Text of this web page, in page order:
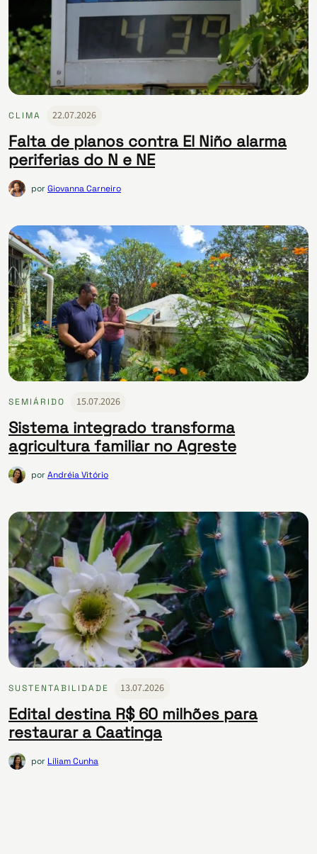
CLIMA 22.07.2026
Falta de planos contra El Niño alarma
periferias do N e NE
porGiovanna Carneiro
SEMIÁRIDO 15.07.2026
Sistema integrado transforma
agricultura familiar no Agreste
porAndréia Vitório
SUSTENTABILIDADE 13.07.2026
Edital destina R$ 60 milhões para
restaurar a Caatinga
por Líliam Cunha